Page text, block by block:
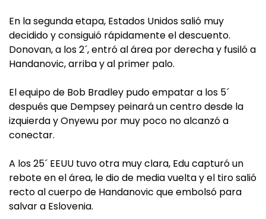
En la segunda etapa, Estados Unidos salió muy
decidido y consiguió rápidamente el descuento.
Donovan, a los 2´, entró al área por derecha y fusiló a
Handanovic, arriba y al primer palo.
El equipo de Bob Bradley pudo empatar a los 5´
después que Dempsey peinará un centro desde la
izquierda y Onyewu por muy poco no alcanzó a
conectar.
A los 25´ EEUU tuvo otra muy clara, Edu capturó un
rebote en el área, le dio de media vuelta y el tiro salió
recto al cuerpo de Handanovic que embolsó para
salvar a Eslovenia.